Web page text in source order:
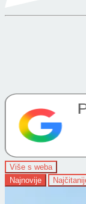
Više s weba
Najnovije